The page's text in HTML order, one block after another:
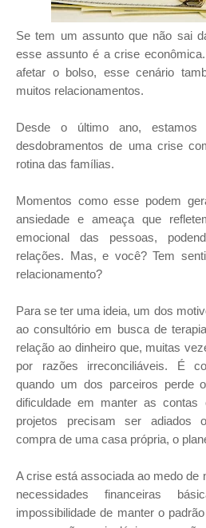
Se tem um assunto que não sai
esse assunto é a crise
afetar o bolso, esse cenário
muitos relacionamentos.
Desde o último ano, estamos
desdobramentos de uma crise
rotina das famílias.
Momentos como esse podem
ansiedade e ameaça que
emocional das pessoas,
relações. Mas, e você? Tem
relacionamento?
Para se ter uma ideia, um dos
ao consultório em busca de
relação ao dinheiro que, muitas
por razões irreconciliáveis. É
quando um dos parceiros perde
dificuldade em manter as
projetos precisam ser adiados
compra de uma casa própria, o
A crise está associada ao medo de
necessidades financeiras
impossibilidade de manter o